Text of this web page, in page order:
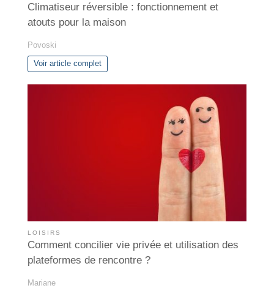
Climatiseur réversible : fonctionnement et
atouts pour la maison
Povoski
Voir article complet
LOISIRS
Comment concilier vie privée et utilisation des
plateformes de rencontre ?
Mariane